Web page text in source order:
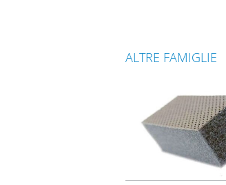
ALTRE FAMIGLIE